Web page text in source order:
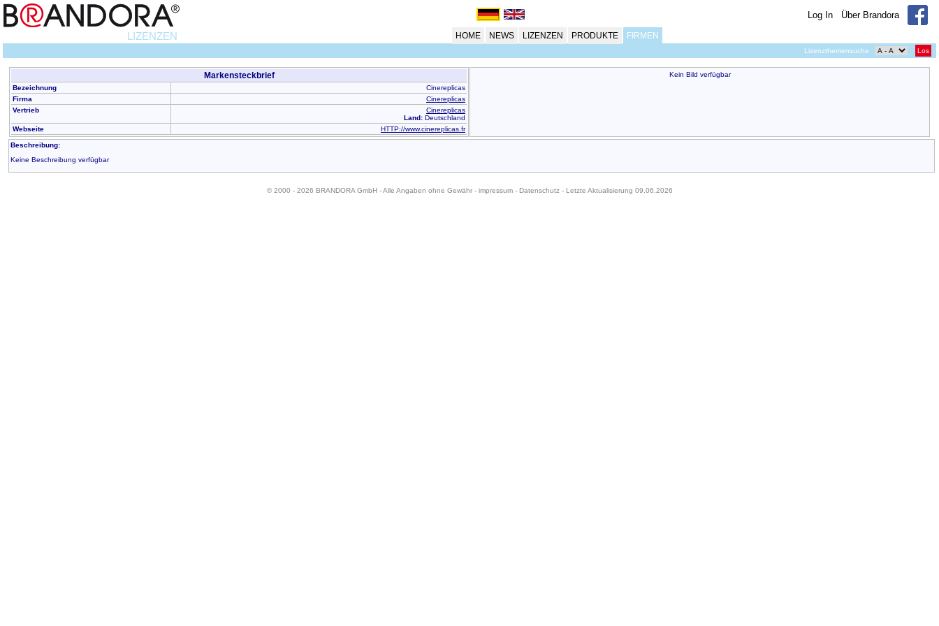
Log In Über Brandora
LIZENZEN HOME NEWS LIZENZEN PRODUKTE FIRMEN
Lizenzthemensuche Los
Markensteckbrief
Bezeichnung
Cinereplicas
Firma
Cinereplicas
Vertrieb
Cinereplicas
Land: Deutschland
Webseite
HTTP://www.cinereplicas.fr
Kein Bild verfügbar
Beschreibung:
Keine Beschreibung verfügbar
© 2000 - 2026 BRANDORA GmbH - Alle Angaben ohne Gewähr - impressum- Datenschutz- Letzte Aktualisierung 09.06.2026